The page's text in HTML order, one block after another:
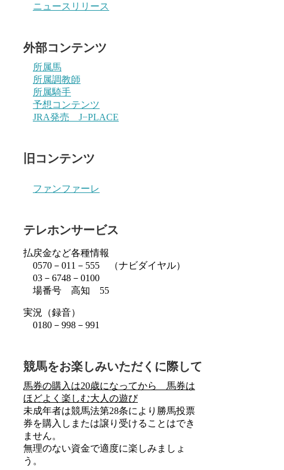
ニュースリリース
外部コンテンツ
所属馬
所属調教師
所属騎手
予想コンテンツ
JRA発売 J−PLACE
旧コンテンツ
ファンファーレ
テレホンサービス
払戻金など各種情報
0570－011－555 （ナビダイヤル）
03－6748－0100
場番号 高知 55
実況（録音）
0180－998－991
競馬をお楽しみいただくに際して
馬券の購入は20歳になってから 馬券は
ほどよく楽しむ大人の遊び
未成年者は競馬法第28条により勝馬投票
券を購入しまたは譲り受けることはでき
ません。
無理のない資金で適度に楽しみましょ
う。